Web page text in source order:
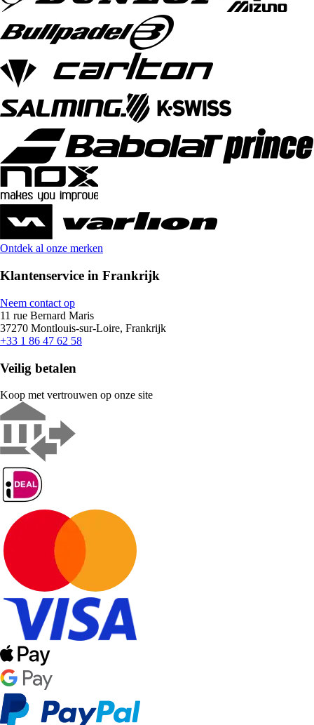
Ontdek al onze merken
Klantenservice in Frankrijk
Neem contact op
11 rue Bernard Maris
37270 Montlouis-sur-Loire, Frankrijk
+33 1 86 47 62 58
Veilig betalen
Koop met vertrouwen op onze site